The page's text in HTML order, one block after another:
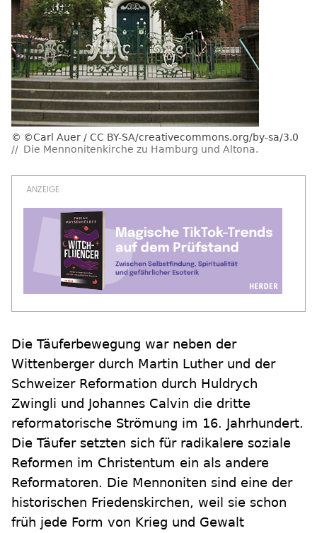
©Carl Auer / CC BY-SA/creativecommons.org/by-sa/3.0
Die Mennonitenkirche zu Hamburg und Altona.
Die Täuferbewegung war neben der
Wittenberger durch Martin Luther und der
Schweizer Reformation durch Huldrych
Zwingli und Johannes Calvin die dritte
reformatorische Strömung im 16. Jahrhundert.
Die Täufer setzten sich für radikalere soziale
Reformen im Christentum ein als andere
Reformatoren. Die Mennoniten sind eine der
historischen Friedenskirchen, weil sie schon
früh jede Form von Krieg und Gewalt